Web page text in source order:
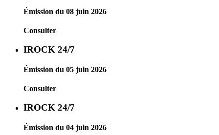
Émission du 08 juin 2026
Consulter
IROCK 24/7
Émission du 05 juin 2026
Consulter
IROCK 24/7
Émission du 04 juin 2026